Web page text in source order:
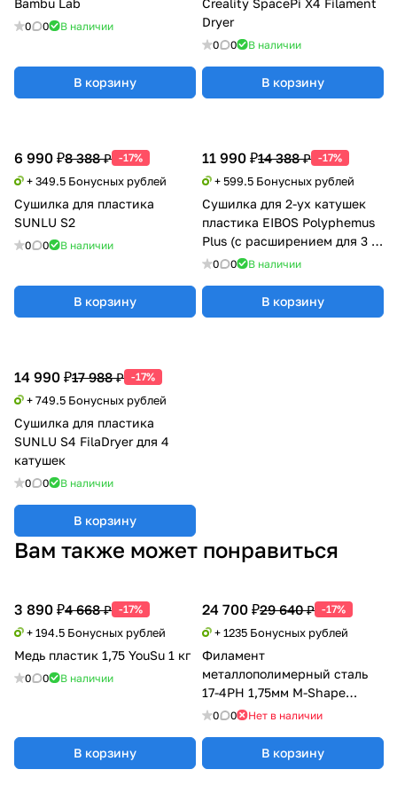
Bambu Lab
0 0 В наличии
В корзину
Creality SpacePi X4 Filament
Dryer
0 0 В наличии
В корзину
6 990 ₽8 388 ₽ -17%
+ 349.5 Бонусных рублей
Сушилка для пластика
SUNLU S2
0 0 В наличии
В корзину
11 990 ₽14 388 ₽ -17%
+ 599.5 Бонусных рублей
Сушилка для 2-ух катушек
пластика EIBOS Polyphemus
Plus (с расширением для 3 кг
катушки)
0 0 В наличии
В корзину
14 990 ₽17 988 ₽ -17%
+ 749.5 Бонусных рублей
Сушилка для пластика
SUNLU S4 FilaDryer для 4
катушек
0 0 В наличии
В корзину
Вам также может понравиться
3 890 ₽4 668 ₽ -17%
+ 194.5 Бонусных рублей
Медь пластик 1,75 YouSu 1 кг
0 0 В наличии
В корзину
24 700 ₽29 640 ₽ -17%
+ 1235 Бонусных рублей
Филамент
металлополимерный сталь
17-4РН 1,75мм M-Shape
METAL для FDM / FFF 3D-
0 0 Нет в наличии
В корзину